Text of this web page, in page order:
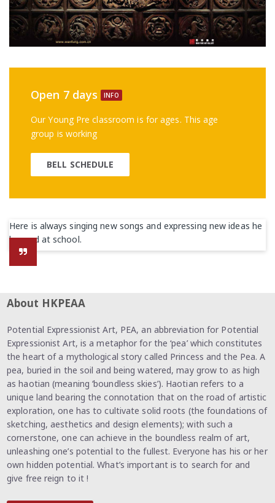
Open 7 days INFO
Our Young Pre classroom is for ages. This age
group is working
BELL SCHEDULE
Here is always singing new songs and expressing new ideas he
learned at school.
About HKPEAA
Potential Expressionist Art, PEA, an abbreviation for Potential
Expressionist Art, is a metaphor for the ‘pea’ which constitutes
the heart of a mythological story called Princess and the Pea. A
pea, buried in the soil and being watered, may grow to as high
as haotian (meaning ‘boundless skies’). Haotian refers to a
unique land bearing the connotation that on the road of artistic
exploration, one has to cultivate solid roots (the foundations of
sketching, aesthetics and design elements); with such a
cornerstone, one can achieve in the boundless realm of art,
unleashing one’s potential to the fullest. Everyone has his or her
own hidden potential. What’s important is to search for and
give free reign to it !